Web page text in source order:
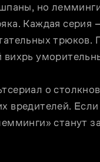
но
Каждая серия
трюков.
вихрь
о
вредителей.
станут